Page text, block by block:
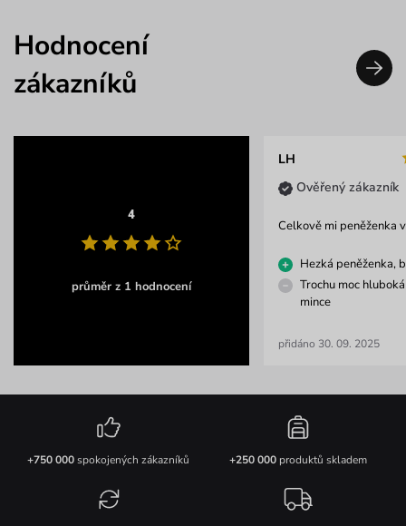
Hodnocení
zákazníků
4
průměr z 1 hodnocení
LH
Ověřený zákazník
Celkově mi peněženka
Hezká peněženka,
Trochu moc
mince
přidáno 30. 09. 2025
+750 000spokojených zákazníků +250 000produktů skladem